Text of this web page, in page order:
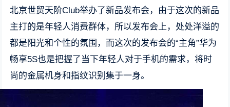
北京世贸天阶Club举办了新品发布会，由于这次的新品
主打的是年轻人消费群体，所以发布会上，处处洋溢的
都是阳光和个性的氛围，而这次的发布会的“主角”华为
畅享5S也是把握了当下年轻人对于手机的需求，将时
尚的金属机身和指纹识别集于一身。